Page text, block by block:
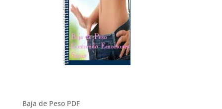
Baja de Peso PDF